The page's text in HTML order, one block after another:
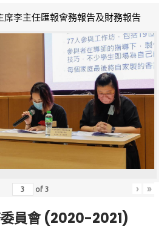
席李主任匯報會務報告及財務報告
of3 › »
員會 (2020-2021)